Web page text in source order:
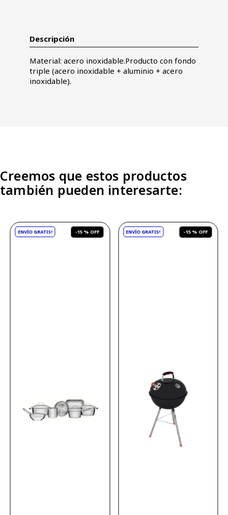
Descripción
Material: acero inoxidable.Producto con fondo
triple (acero inoxidable + aluminio + acero
inoxidable).
Creemos que estos productos
también pueden interesarte:
-15 % -15 %